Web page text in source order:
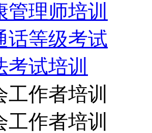
管理师培训
话等级考试
考试培训
工作者培训
工作者培训